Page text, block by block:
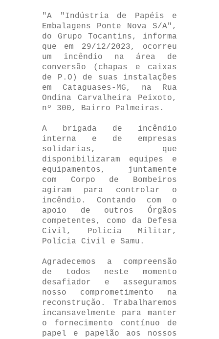
"A "Indústria de Papéis e
Embalagens Ponte Nova S/A",
do Grupo Tocantins, informa
que em 29/12/2023, ocorreu
um incêndio na área de
conversão (chapas e caixas
de P.O) de suas instalações
em Cataguases-MG, na Rua
Ondina Carvalheira Peixoto,
nº 300, Bairro Palmeiras.
A brigada de incêndio
interna e de empresas
solidarias, que
disponibilizaram equipes e
equipamentos, juntamente
com Corpo de Bombeiros
agiram para controlar o
incêndio. Contando com o
apoio de outros Órgãos
competentes, como da Defesa
Civil, Policia Militar,
Polícia Civil e Samu.
Agradecemos a compreensão
de todos neste momento
desafiador e asseguramos
nosso comprometimento na
reconstrução. Trabalharemos
incansavelmente para manter
o fornecimento contínuo de
papel e papelão aos nossos